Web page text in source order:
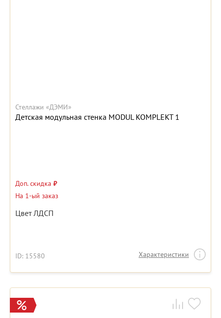
Стеллажи «ДЭМИ»
Детская модульная стенка MODUL KOMPLEKT 1
Доп. скидка ₽
На 1-ый заказ
Цвет ЛДСП
ID: 15580 Характеристики